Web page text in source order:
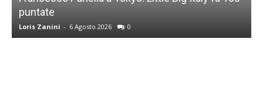
puntate
Loris Zanini - 6 Agosto 2026 0